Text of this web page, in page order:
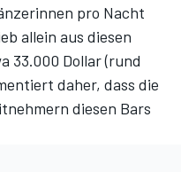
pro Nacht
allein aus diesen
33.000 Dollar (rund
daher, dass die
diesen Bars